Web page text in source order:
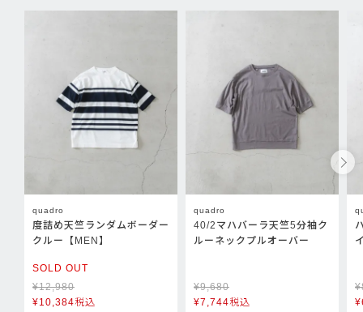
quadro
度詰め天竺ランダムボーダー
クルー【MEN】
SOLD OUT
¥12,980
¥10,384税込
quadro
40/2マハバーラ天竺5分袖ク
ルーネックプルオーバー
¥9,680
¥7,744税込
¥
¥